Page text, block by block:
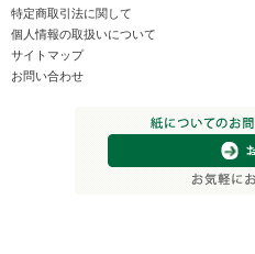
特定商取引法に関して
個人情報の取扱いについて
サイトマップ
お問い合わせ